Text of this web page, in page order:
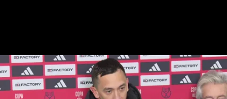
Gremio tantea el fichaje de un
Marchesín cada vez más deseado
Marchesín se emociona al hablar de su vuelta a la portería del Celta